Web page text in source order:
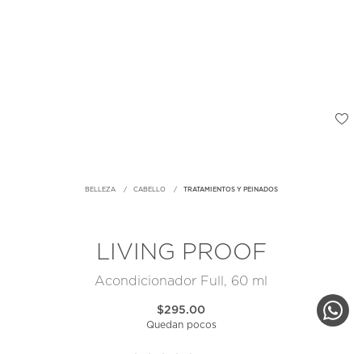
BELLEZA CABELLO TRATAMIENTOS Y PEINADOS
LIVING PROOF
Acondicionador Full, 60 ml
$295.00
Quedan pocos